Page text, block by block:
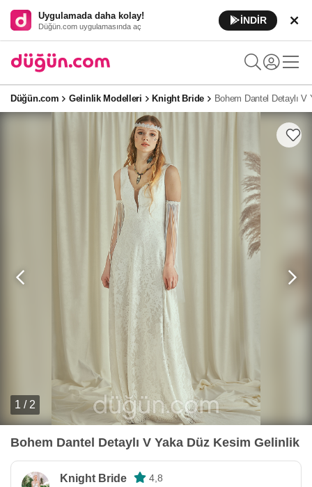
Uygulamada daha kolay!
Düğün.com uygulamasında aç
İNDİR
Düğün.com Gelinlik Modelleri Knight Bride Bohem Dantel Detaylı
1 / 2
Bohem Dantel Detaylı V Yaka Düz Kesim Gelinlik
Knight Bride 4,8